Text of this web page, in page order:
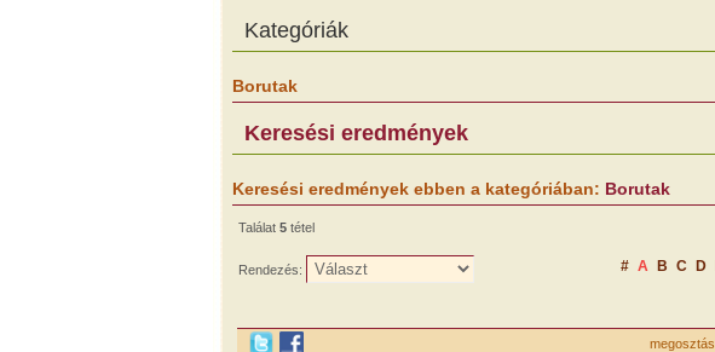
Kategóriák
Borutak
Keresési eredmények
Keresési eredmények ebben a kategóriában: Borutak
Találat 5tétel
Rendezés: # A B C D
megosztás